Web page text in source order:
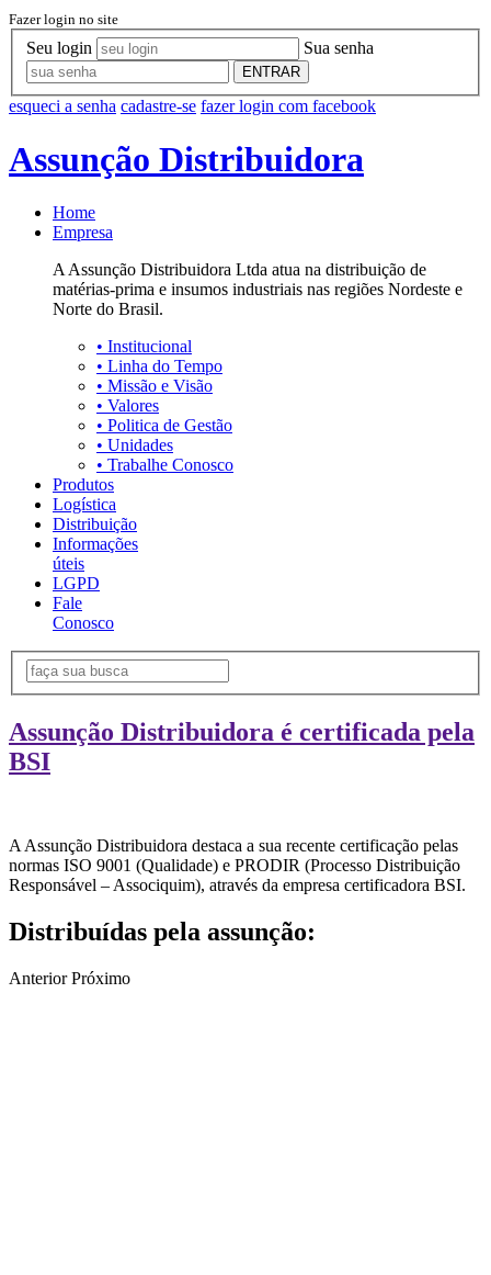
Fazer login no site
Seu login Sua senha
ENTRAR
esqueci a senha cadastre-se fazer login com facebook
Assunção Distribuidora
Home
Empresa
A Assunção Distribuidora Ltda atua na distribuição de
matérias-prima e insumos industriais nas regiões Nordeste e
Norte do Brasil.
• Institucional
• Linha do Tempo
• Missão e Visão
• Valores
• Politica de Gestão
• Unidades
• Trabalhe Conosco
Produtos
Logística
Distribuição
Informações
úteis
LGPD
Fale
Conosco
Assunção Distribuidora é certificada pela
BSI
A Assunção Distribuidora destaca a sua recente certificação pelas
normas ISO 9001 (Qualidade) e PRODIR (Processo Distribuição
Responsável – Associquim), através da empresa certificadora BSI.
Distribuídas pela assunção:
Anterior Próximo